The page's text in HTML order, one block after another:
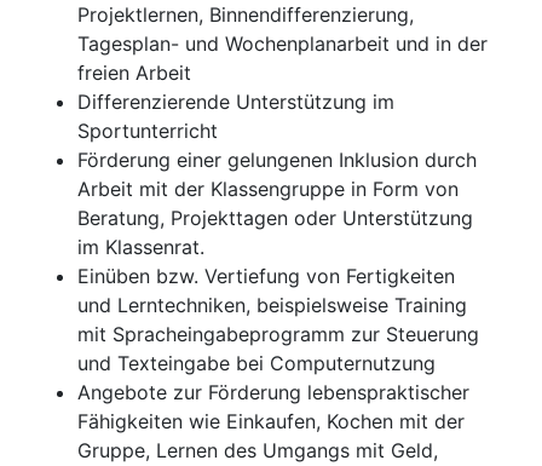
Projektlernen, Binnendifferenzierung,
Tagesplan- und Wochenplanarbeit und in der
freien Arbeit
Differenzierende Unterstützung im
Sportunterricht
Förderung einer gelungenen Inklusion durch
Arbeit mit der Klassengruppe in Form von
Beratung, Projekttagen oder Unterstützung
im Klassenrat.
Einüben bzw. Vertiefung von Fertigkeiten
und Lerntechniken, beispielsweise Training
mit Spracheingabeprogramm zur Steuerung
und Texteingabe bei Computernutzung
Angebote zur Förderung lebenspraktischer
Fähigkeiten wie Einkaufen, Kochen mit der
Gruppe, Lernen des Umgangs mit Geld,